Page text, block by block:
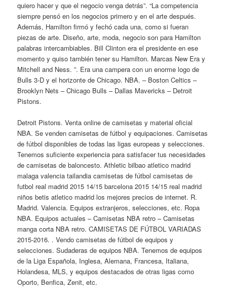
quiero hacer y que el negocio venga detrás”. “La competencia
siempre pensó en los negocios primero y en el arte después.
Además, Hamilton firmó y fechó cada una, como si fueran
piezas de arte. Diseño, arte, moda, negocio son para Hamilton
palabras intercambiables. Bill Clinton era el presidente en ese
momento y quiso también tener su Hamilton. Marcas New Era y
Mitchell and Ness. ”. Era una campera con un enorme logo de
Bulls 3-D y el horizonte de Chicago. NBA. – Boston Celtics –
Brooklyn Nets – Chicago Bulls – Dallas Mavericks – Detroit
Pistons.
Detroit Pistons. Venta online de camisetas y material oficial
NBA. Se venden camisetas de fútbol y equipaciones. Camisetas
de fútbol disponibles de todas las ligas europeas y selecciones.
Tenemos suficiente experiencia para satisfacer tus necesidades
de camisetas de baloncesto. Athletic bilbao atletico madrid
malaga valencia tailandia camisetas de fútbol camisetas de
futbol real madrid 2015 14/15 barcelona 2015 14/15 real madrid
niños betis atletico madrid los mejores precios de internet. R.
Madrid. Valencia. Equipos extranjeros, selecciones, etc. Ropa
NBA. Equipos actuales – Camisetas NBA retro – Camisetas
manga corta NBA retro. CAMISETAS DE FÚTBOL VARIADAS
2015-2016. . Vendo camisetas de fútbol de equipos y
selecciones. Sudaderas de equipos NBA. Tenemos de equipos
de la Liga Española, Inglesa, Alemana, Francesa, Italiana,
Holandesa, MLS, y equipos destacados de otras ligas como
Oporto, Benfica, Zenit, etc.